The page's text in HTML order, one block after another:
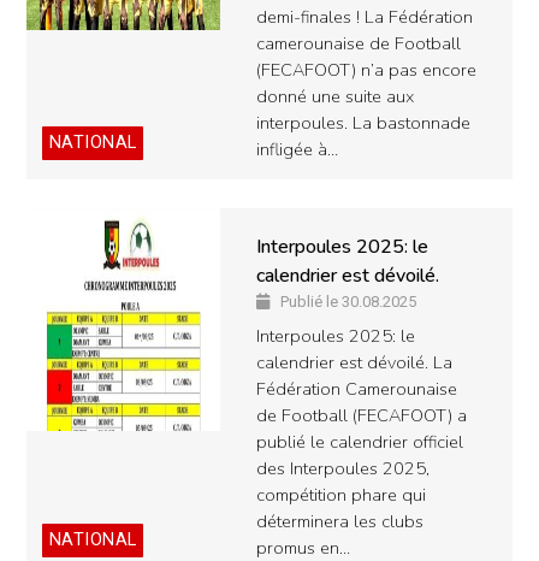
NATIONAL
demi-finales ! La Fédération
camerounaise de Football
(FECAFOOT) n’a pas encore
donné une suite aux
interpoules. La bastonnade
infligée à…
NATIONAL
Interpoules 2025: le
calendrier est dévoilé.
Publié le 30.08.2025
Interpoules 2025: le
calendrier est dévoilé. La
Fédération Camerounaise
de Football (FECAFOOT) a
publié le calendrier officiel
des Interpoules 2025,
compétition phare qui
déterminera les clubs
promus en…